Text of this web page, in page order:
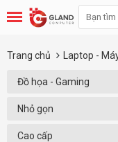
Trang chủ Laptop -
Đồ họa - Gaming
Nhỏ gọn
Cao cấp